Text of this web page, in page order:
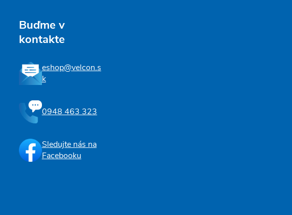
Buďme v
kontakte
eshop@velcon.s
k
0948 463 323
Sledujte nás na
Facebooku